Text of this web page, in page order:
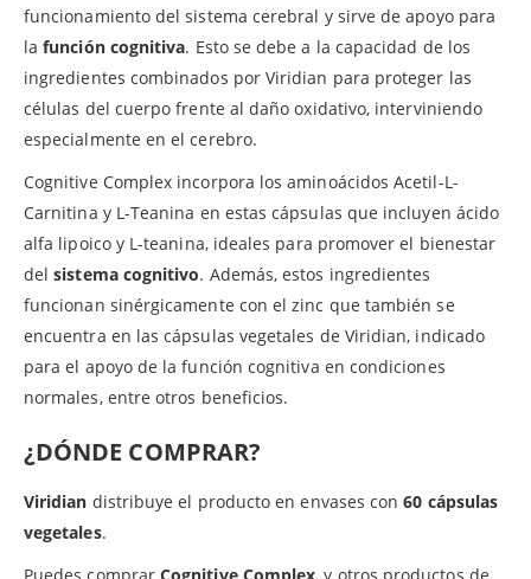
funcionamiento del sistema cerebral y sirve de apoyo para
lafunción cognitiva. Esto se debe a la capacidad de los
ingredientes combinados por Viridian para proteger las
células del cuerpo frente al daño oxidativo, interviniendo
especialmente en el cerebro.
Cognitive Complex incorpora los aminoácidos Acetil-L-
Carnitina y L-Teanina en estas cápsulas que incluyen ácido
alfa lipoico y L-teanina, ideales para promover el bienestar
delsistema cognitivo. Además, estos ingredientes
funcionan sinérgicamente con el zinc que también se
encuentra en las cápsulas vegetales de Viridian, indicado
para el apoyo de la función cognitiva en condiciones
normales, entre otros beneficios.
¿DÓNDE COMPRAR?
Viridian distribuye el producto en envases con60 cápsulas
vegetales.